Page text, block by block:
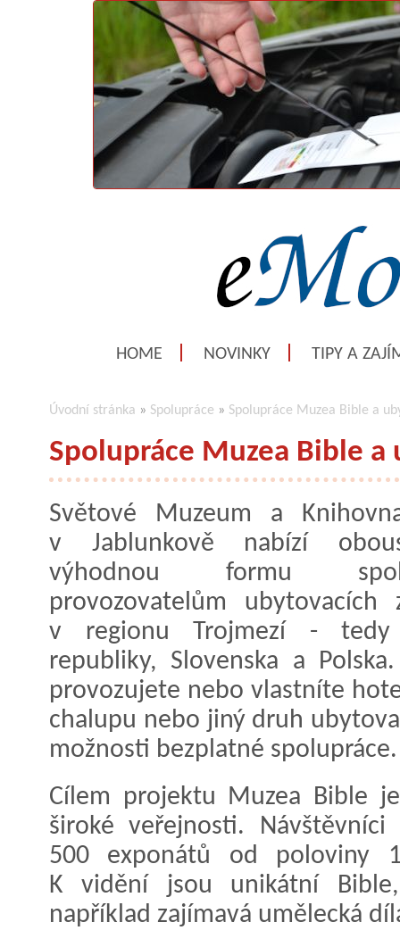
HOME NOVINKY TIPY A
Úvodní stránka » Spolupráce » Spolupráce Muzea Bible a
Spolupráce Muzea Bible a
Světové Muzeum a
v Jablunkově nabízí
výhodnou formu
provozovatelům ubytovacích
v regionu Trojmezí - tedy
republiky, Slovenska a
provozujete nebo vlastníte
chalupu nebo jiný druh
možnosti bezplatné spolupráce.
Cílem projektu Muzea Bible
široké veřejnosti.
500 exponátů od poloviny
K vidění jsou unikátní
například zajímavá umělecká